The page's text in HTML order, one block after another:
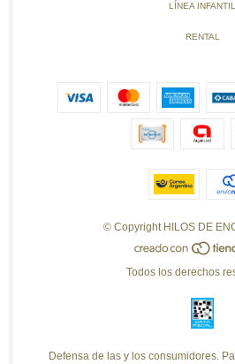
LÍNEA INFANTIL
RENTAL
© Copyright HILOS DE
Todos los derechos
Defensa de las y los consumidores.